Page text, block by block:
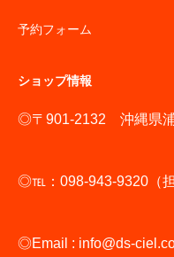
予約フォーム
ショップ情報
◎〒901-2132 沖縄県浦
◎℡：098-943-9320（担
◎Email : info@ds-